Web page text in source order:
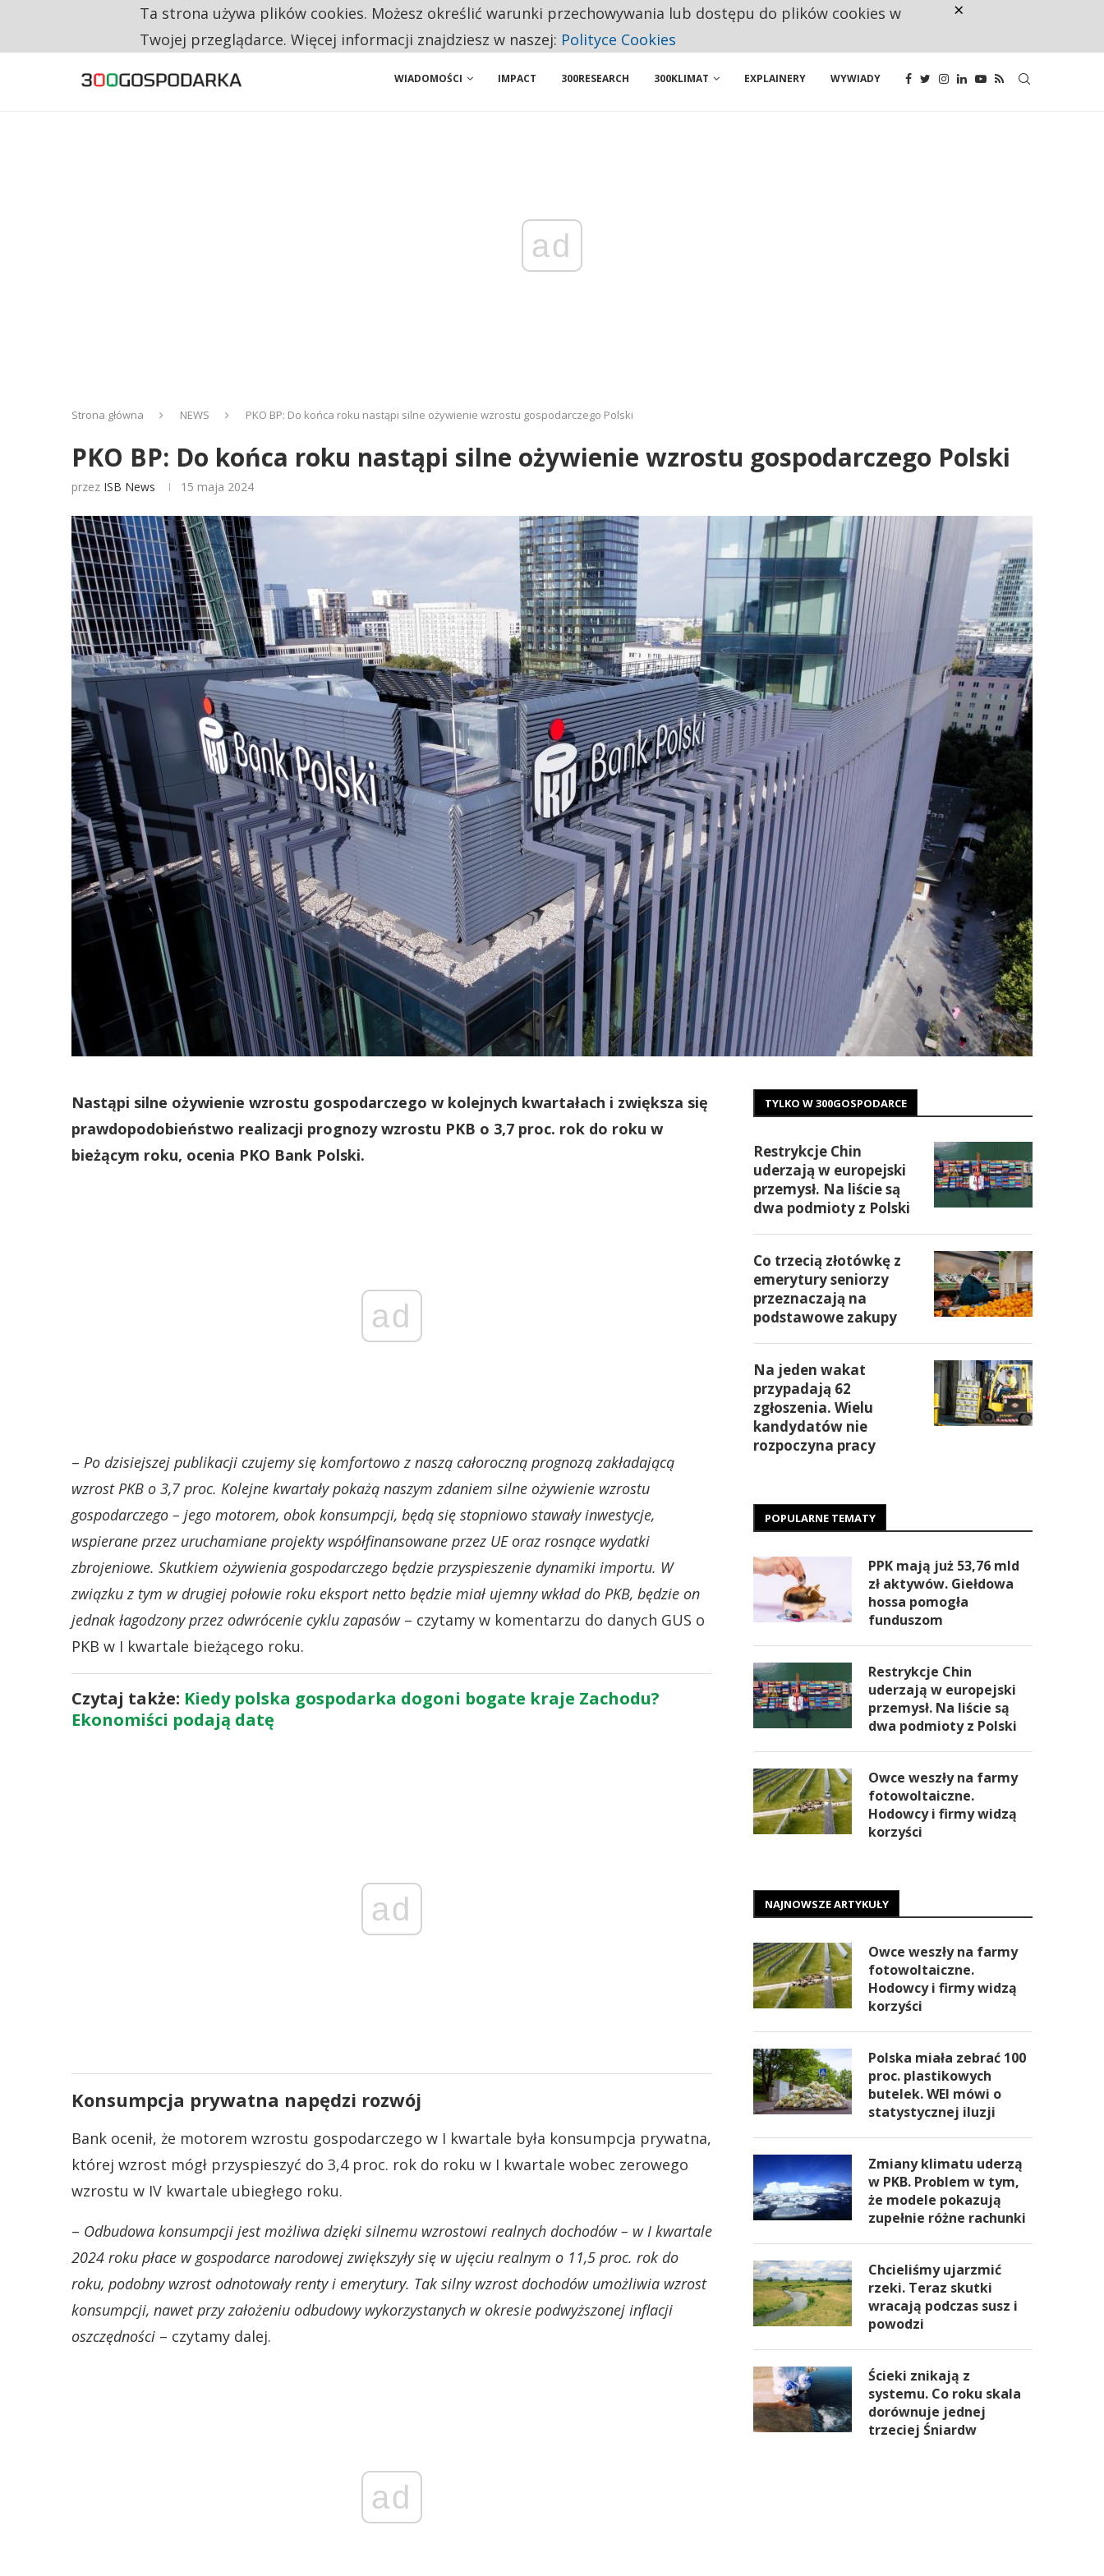
NA JEDEN WAKAT PRZYPADAJĄ 62 ZGŁOSZENIA. WIELU KANDYDATÓW NIE ROZPOCZYNA PRACY
WIADOMOŚCI IMPACT 300RESEARCH 300KLIMAT EXPLAINERY WYWIADY
ad
Strona główna NEWS PKO BP: Do końca roku nastąpi silne ożywienie wzrostu gospodarczego Polski
PKO BP: Do końca roku nastąpi silne ożywienie wzrostu gospodarczego Polski
przez ISB News 15 maja 2024
Nastąpi silne ożywienie wzrostu gospodarczego w kolejnych kwartałach i zwiększa się
prawdopodobieństwo realizacji prognozy wzrostu PKB o 3,7 proc. rok do roku w
bieżącym roku, ocenia PKO Bank Polski.
ad
– Po dzisiejszej publikacji czujemy się komfortowo z naszą całoroczną prognozą zakładającą
wzrost PKB o 3,7 proc. Kolejne kwartały pokażą naszym zdaniem silne ożywienie wzrostu
gospodarczego – jego motorem, obok konsumpcji, będą się stopniowo stawały inwestycje,
wspierane przez uruchamiane projekty współfinansowane przez UE oraz rosnące wydatki
zbrojeniowe. Skutkiem ożywienia gospodarczego będzie przyspieszenie dynamiki importu. W
związku z tym w drugiej połowie roku eksport netto będzie miał ujemny wkład do PKB, będzie on
jednak łagodzony przez odwrócenie cyklu zapasów– czytamy w komentarzu do danych GUS o
PKB w I kwartale bieżącego roku.
Czytaj także: Kiedy polska gospodarka dogoni bogate kraje Zachodu?
Ekonomiści podają datę
ad
Konsumpcja prywatna napędzi rozwój
Bank ocenił, że motorem wzrostu gospodarczego w I kwartale była konsumpcja prywatna,
której wzrost mógł przyspieszyć do 3,4 proc. rok do roku w I kwartale wobec zerowego
wzrostu w IV kwartale ubiegłego roku.
– Odbudowa konsumpcji jest możliwa dzięki silnemu wzrostowi realnych dochodów – w I kwartale
2024 roku płace w gospodarce narodowej zwiększyły się w ujęciu realnym o 11,5 proc. rok do
roku, podobny wzrost odnotowały renty i emerytury. Tak silny wzrost dochodów umożliwia wzrost
konsumpcji, nawet przy założeniu odbudowy wykorzystanych w okresie podwyższonej inflacji
oszczędności – czytamy dalej.
ad
TYLKO W 300GOSPODARCE
Restrykcje Chin
uderzają w europejski
przemysł. Na liście są
dwa podmioty z Polski
Co trzecią złotówkę z
emerytury seniorzy
przeznaczają na
podstawowe zakupy
Na jeden wakat
przypadają 62
zgłoszenia. Wielu
kandydatów nie
rozpoczyna pracy
POPULARNE TEMATY
PPK mają już 53,76 mld
zł aktywów. Giełdowa
hossa pomogła
funduszom
Restrykcje Chin
uderzają w europejski
przemysł. Na liście są
dwa podmioty z Polski
Owce weszły na farmy
fotowoltaiczne.
Hodowcy i firmy widzą
korzyści
NAJNOWSZE ARTYKUŁY
Owce weszły na farmy
fotowoltaiczne.
Hodowcy i firmy widzą
korzyści
Polska miała zebrać 100
proc. plastikowych
butelek. WEI mówi o
statystycznej iluzji
Zmiany klimatu uderzą
w PKB. Problem w tym,
że modele pokazują
zupełnie różne rachunki
Chcieliśmy ujarzmić
rzeki. Teraz skutki
wracają podczas susz i
powodzi
Ścieki znikają z
systemu. Co roku skala
dorównuje jednej
trzeciej Śniardw
Ta strona używa plików cookies. Możesz określić warunki przechowywania lub dostępu do plików cookies w
Twojej przeglądarce. Więcej informacji znajdziesz w naszej: Polityce Cookies
×